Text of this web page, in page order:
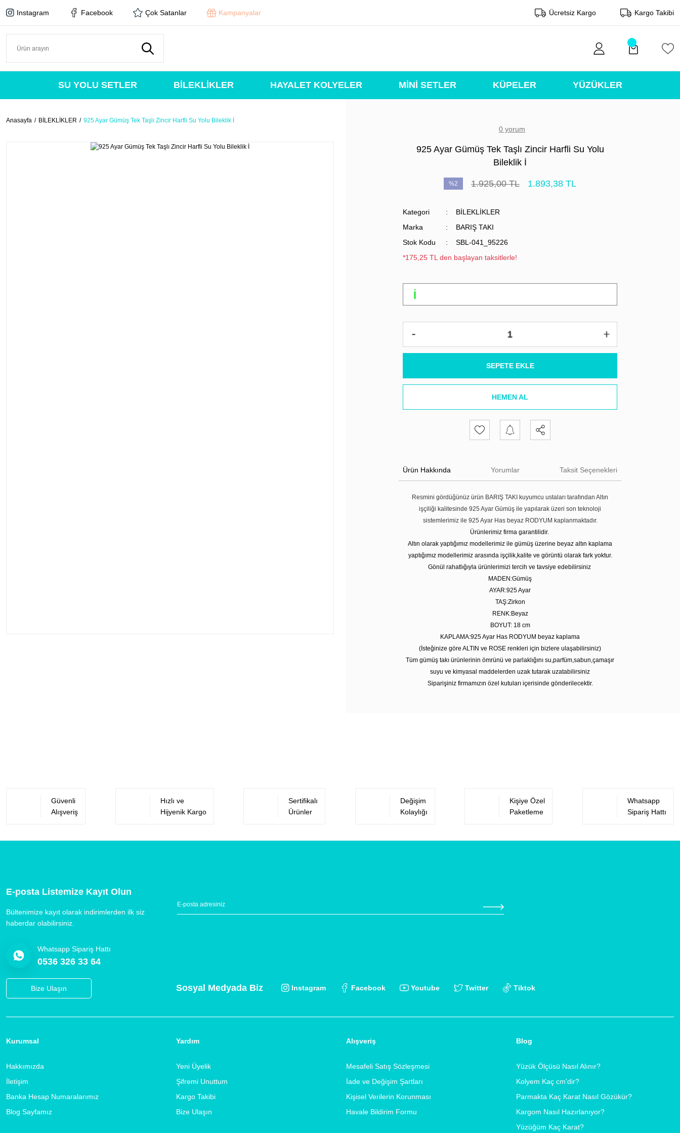
Instagram Facebook Çok Satanlar Kampanyalar Ücretsiz Kargo Kargo Takibi
SU YOLU SETLER BİLEKLİKLER HAYALET KOLYELER MİNİ SETLER KÜPELER YÜZÜKLER
Anasayfa BİLEKLİKLER 925 Ayar Gümüş Tek Taşlı Zincir Harfli Su Yolu Bileklik İ
0 yorum
925 Ayar Gümüş Tek Taşlı Zincir Harfli Su Yolu
Bileklik İ
%2 1.925,00 TL 1.893,38 TL
Kategori
BİLEKLİKLER
Marka
BARIŞ TAKI
Stok Kodu
SBL-041_95226
*175,25 TL den başlayan taksitlerle!
SEPETE EKLE
HEMEN AL
Ürün Hakkında Yorumlar Taksit Seçenekleri
Resmini gördüğünüz ürün BARIŞ TAKI kuyumcu ustaları tarafından Altın
işçiliği kalitesinde 925 Ayar Gümüş ile yapılarak üzeri son teknoloji
sistemlerimiz ile 925 Ayar Has beyaz RODYUM kaplanmaktadır.
Ürünlerimiz firma garantilidir.
Altın olarak yaptığımız modellerimiz ile gümüş üzerine beyaz altın kaplama
yaptığımız modellerimiz arasında işçilik,kalite ve görüntü olarak fark yoktur.
Gönül rahatlığıyla ürünlerimizi tercih ve tavsiye edebilirsiniz
MADEN:Gümüş
AYAR:925 Ayar
TAŞ:Zirkon
RENK:Beyaz
BOYUT: 18 cm
KAPLAMA:925 Ayar Has RODYUM beyaz kaplama
(İsteğinize göre ALTIN ve ROSE renkleri için bizlere ulaşabilirsiniz)
Tüm gümüş takı ürünlerinin ömrünü ve parlaklığını su,parfüm,sabun,çamaşır
suyu ve kimyasal maddelerden uzak tutarak uzatabilirsiniz
Siparişiniz firmamızın özel kutuları içerisinde gönderilecektir.
Güvenli
Alışveriş
Hızlı ve
Hijyenik Kargo
Sertifikalı
Ürünler
Değişim
Kolaylığı
Kişiye Özel
Paketleme
Whatsapp
Sipariş Hattı
E-posta Listemize Kayıt Olun
Bültenimize kayıt olarak indirimlerden ilk siz
haberdar olabilirsiniz.
Whatsapp Sipariş Hattı
0536 326 33 64
Bize Ulaşın Sosyal Medyada Biz Instagram Facebook Youtube Twitter Tiktok
Kurumsal
Hakkımızda
İletişim
Banka Hesap Numaralarımız
Blog Sayfamız
Yardım
Yeni Üyelik
Şifremi Unuttum
Kargo Takibi
Bize Ulaşın
Alışveriş
Mesafeli Satış Sözleşmesi
İade ve Değişim Şartları
Kişisel Verilerin Korunması
Havale Bildirim Formu
Blog
Yüzük Ölçüsü Nasıl Alınır?
Kolyem Kaç cm'dir?
Parmakta Kaç Karat Nasıl Gözükür?
Kargom Nasıl Hazırlanıyor?
Yüzüğüm Kaç Karat?